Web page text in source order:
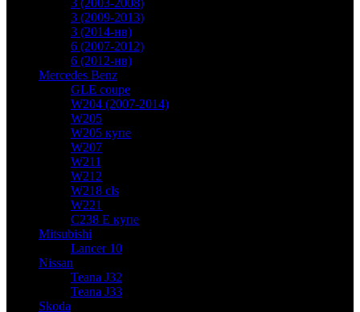
3 (2003-2008)
3 (2009-2013)
3 (2014-нв)
6 (2007-2012)
6 (2012-нв)
Mercedes Benz
GLE coupe
W204 (2007-2014)
W205
W205 купе
W207
W211
W212
W218 cls
W221
C238 E купе
Mitsubishi
Lancer 10
Nissan
Teana J32
Teana J33
Skoda